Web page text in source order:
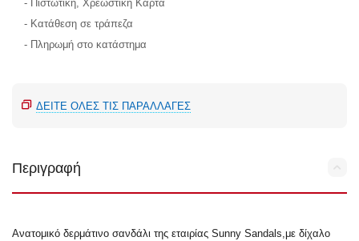
- Πιστωτική, Χρεωστική Κάρτα
- Κατάθεση σε τράπεζα
- Πληρωμή στο κατάστημα
ΔΕΊΤΕ ΌΛΕΣ ΤΙΣ ΠΑΡΑΛΛΑΓΈΣ
Περιγραφή
Ανατομικό δερμάτινο σανδάλι της εταιρίας Sunny Sandals,με δίχαλο